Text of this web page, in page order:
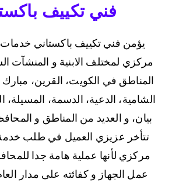
فني تكييف
يؤمن فني تكييف باكستاني خدمات
مركزي لمختلف الابنية و المنشآت
المناطق في الكويت، القرين، مبارك
الشامية، الدعية، الدسمة، المسيلة،
بيان، و العديد من المناطق و
تتأخر عزيزي العميل في طلب
مركزي لأنها عملية هامة جدا
عمل الجهاز و كفائته على مدار